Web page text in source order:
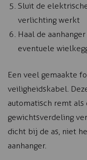
Sluit de
verlichting werkt
Haal de
eventuele
Een veel gemaakte
veiligheidskabel.
automatisch remt
gewichtsverdeling
dicht bij de as, niet
aanhanger.